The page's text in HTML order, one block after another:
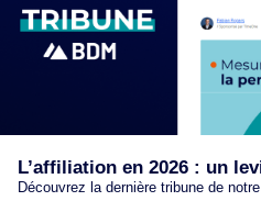
L’affiliation en 2026 : un
Découvrez la dernière tribune de